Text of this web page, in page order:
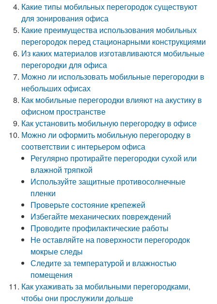
Какие типы мобильных перегородок существуют
для зонирования офиса
Какие преимущества использования мобильных
перегородок перед стационарными конструкциями
Из каких материалов изготавливаются мобильные
перегородки для офиса
Можно ли использовать мобильные перегородки в
небольших офисах
Как мобильные перегородки влияют на акустику в
офисном пространстве
Как установить мобильную перегородку в офисе
Можно ли оформить мобильную перегородку в
соответствии с интерьером офиса
Регулярно протирайте перегородки сухой или
влажной тряпкой
Используйте защитные противосолнечные
пленки
Проверьте состояние крепежей
Избегайте механических повреждений
Проводите профилактические работы
Не оставляйте на поверхности перегородок
мокрые следы
Следите за температурой и влажностью
помещения
Как ухаживать за мобильными перегородками,
чтобы они прослужили дольше